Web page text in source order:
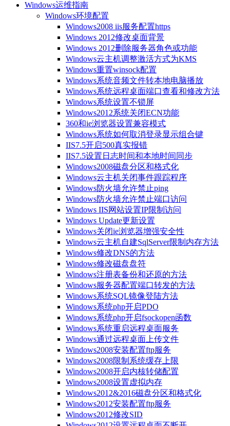
Windows运维指南
Windows环境配置
Windows2008 iis服务配置https
Windows 2012修改桌面背景
Windows 2012删除服务器角色或功能
Windows云主机调整激活方式为KMS
Windows重置winsock配置
Windows系统音频文件转本地电脑播放
Windows系统远程桌面端口查看和修改方法
Windows系统设置不锁屏
Windows2012系统关闭ECN功能
360和ie浏览器设置兼容模式
Windows系统如何取消登录显示组合键
IIS7.5开启500真实报错
IIS7.5设置日志时间和本地时间同步
Windows2008磁盘分区和格式化
Windows云主机关闭事件跟踪程序
Windows防火墙允许禁止ping
Windows防火墙允许禁止端口访问
Windows IIS网站设置IP限制访问
Windows Update更新设置
Windows关闭ie浏览器增强安全性
Windows云主机自建SqlServer限制内存方法
Windows修改DNS的方法
Windows修改磁盘盘符
Windows注册表备份和还原的方法
Windows服务器配置端口转发的方法
Windows系统SQL镜像登陆方法
Windows系统php开启PDO
Windows系统php开启fsockopen函数
Windows系统重启远程桌面服务
Windows通过远程桌面上传文件
Windows2008安装配置ftp服务
Windows2008限制系统缓存上限
Windows2008开启内核转储配置
Windows2008设置虚拟内存
Windows2012&2016磁盘分区和格式化
Windows2012安装配置ftp服务
Windows2012修改SID